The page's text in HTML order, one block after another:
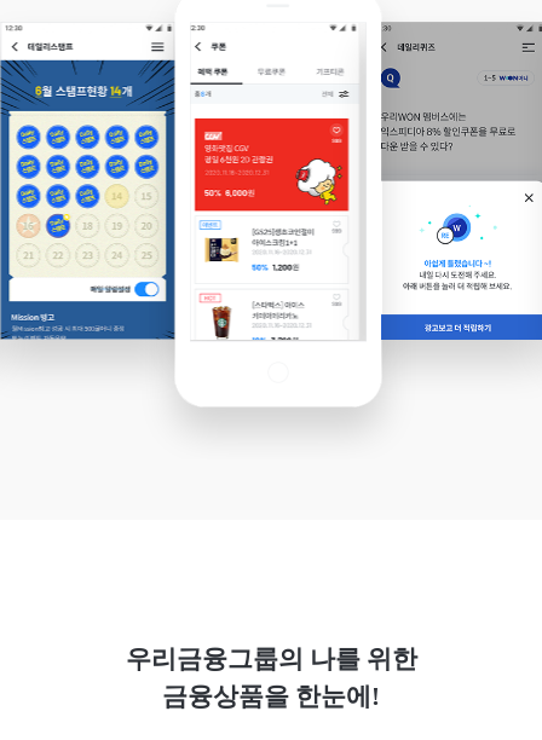
우리금융그룹의 나를 위한
금융상품을 한눈에!